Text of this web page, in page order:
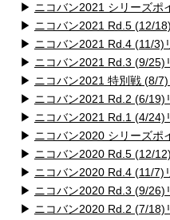
▶ ニコバン2021 シリーズポ
▶ ニコバン2021 Rd.5 (12/
▶ ニコバン2021 Rd.4 (11/3)
▶ ニコバン2021 Rd.3 (9/25)
▶ ニコバン2021 特別戦 (8/7)
▶ ニコバン2021 Rd.2 (6/19)
▶ ニコバン2021 Rd.1 (4/24)
▶ ニコバン2020 シリーズポ
▶ ニコバン2020 Rd.5 (12/
▶ ニコバン2020 Rd.4 (11/7)
▶ ニコバン2020 Rd.3 (9/26)
▶ ニコバン2020 Rd.2 (7/18)